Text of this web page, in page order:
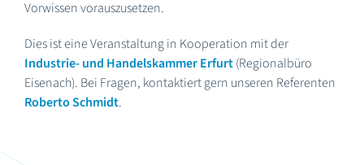
Vorwissen vorauszusetzen.
Dies ist eine Veranstaltung in Kooperation mit der
Industrie- und Handelskammer Erfurt(Regionalbüro
Eisenach). Bei Fragen, kontaktiert gern unseren Referenten
Roberto Schmidt.